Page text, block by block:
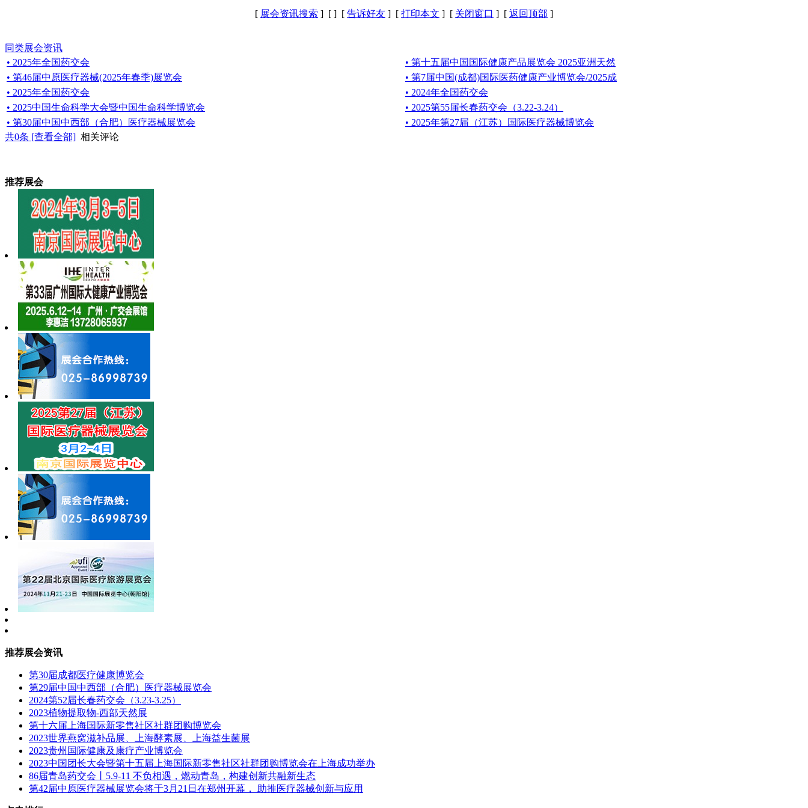
[ 展会资讯搜索 ] [ ] [ 告诉好友 ] [ 打印本文 ] [ 关闭窗口 ] [ 返回顶部 ]
同类展会资讯
• 2025年全国药交会
• 第十五届中国国际健康产品展览会 2025亚洲天然
• 第46届中原医疗器械(2025年春季)展览会
• 第7届中国(成都)国际医药健康产业博览会/2025成
• 2025年全国药交会
• 2024年全国药交会
• 2025中国生命科学大会暨中国生命科学博览会
• 2025第55届长春药交会（3.22-3.24）
• 第30届中国中西部（合肥）医疗器械展览会
• 2025年第27届（江苏）国际医疗器械博览会
共0条 [查看全部] 相关评论
推荐展会
推荐展会资讯
第30届成都医疗健康博览会
第29届中国中西部（合肥）医疗器械展览会
2024第52届长春药交会（3.23-3.25）
2023植物提取物-西部天然展
第十六届上海国际新零售社区社群团购博览会
2023世界燕窝滋补品展、上海酵素展、上海益生菌展
2023贵州国际健康及康疗产业博览会
2023中国团长大会暨第十五届上海国际新零售社区社群团购博览会在上海成功举办
86届青岛药交会丨5.9-11 不负相遇，燃动青岛，构建创新共融新生态
第42届中原医疗器械展览会将于3月21日在郑州开幕， 助推医疗器械创新与应用